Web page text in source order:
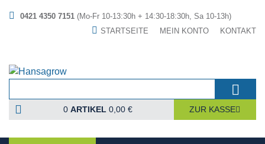
0421 4350 7151 (Mo-Fr 10-13:30h + 14:30-18:30h, Sa 10-13h)
STARTSEITE
MEIN KONTO KONTAKT
0 ARTIKEL 0,00 € ZUR KASSE